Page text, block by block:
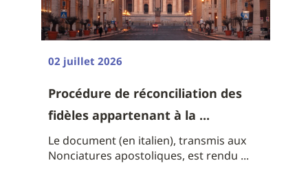
02 juillet 2026
Procédure de réconciliation des
fidèles appartenant à la ...
Le document (en italien), transmis aux
Nonciatures apostoliques, est rendu ...